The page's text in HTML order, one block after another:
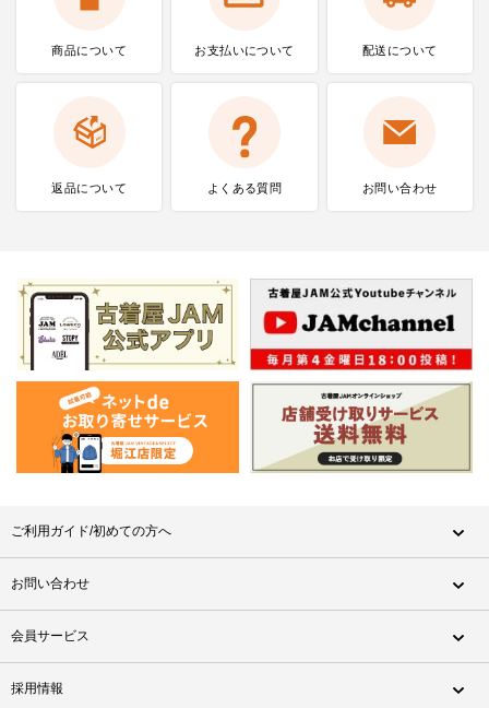
商品について お支払いについて 配送について
返品について よくある質問 お問い合わせ
ご利用ガイド/初めての方へ
お問い合わせ
会員サービス
採用情報